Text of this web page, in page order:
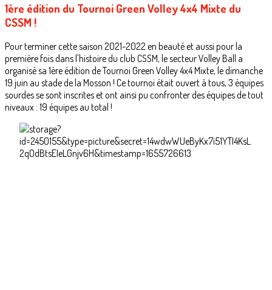
1ère édition du Tournoi Green Volley 4x4 Mixte du
CSSM !
Pour terminer cette saison 2021-2022 en beauté et aussi pour la
première fois dans l'histoire du club CSSM, le secteur Volley Ball a
organisé sa 1ère édition de Tournoi Green Volley 4x4 Mixte, le dimanche
19 juin au stade de la Mosson ! Ce tournoi était ouvert à tous, 3 équipes
sourdes se sont inscrites et ont ainsi pu confronter des équipes de tout
niveaux : 19 équipes au total !